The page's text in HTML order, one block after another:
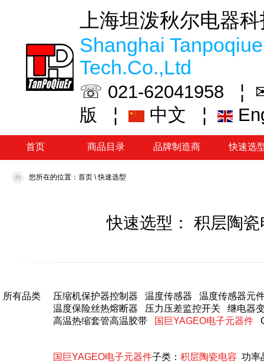
上海坦泼秋尔电器
Shanghai
Tech.Co.,Ltd
☏ 021-62041958 ¦
版
¦ 中文 ¦
首页 商品目录 品牌制造商 快速选
您所在的位置： 首页 \快速选型
快速选型： 积层陶
所有品类 压缩机保护器控制器 温度传感器
温度传感器元
温度保险丝热熔断器
压力压差监控开关
继电器
高温热缩套管高温胶带
国巨YAGEO电子元器件
国巨YAGEO电子元器件子类： 积层陶瓷电容 功率